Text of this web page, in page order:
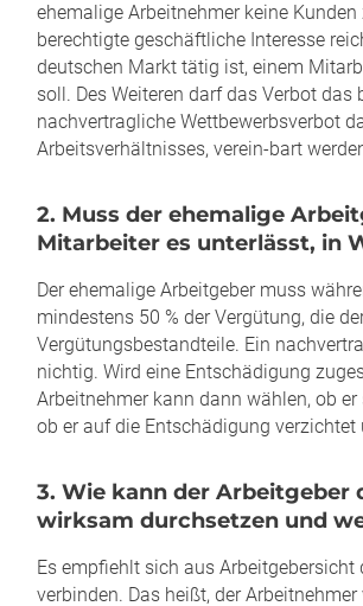
ehemalige Arbeitnehmer keine
berechtigte geschäftliche Interesse
deutschen Markt tätig ist, einem
soll. Des Weiteren darf das Verbot
nachvertragliche Wettbewerbsverbot
Arbeitsverhältnisses, verein-bart
2. Muss der ehemalige
Mitarbeiter es unterlässt, in
Der ehemalige Arbeitgeber muss
mindestens 50 % der Vergütung, die
Vergütungsbestandteile. Ein
nichtig. Wird eine Entschädigung
Arbeitnehmer kann dann wählen, ob
ob er auf die Entschädigung
3. Wie kann der
wirksam durchsetzen und
Es empfiehlt sich aus
verbinden. Das heißt, der